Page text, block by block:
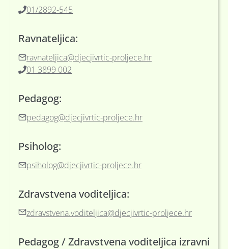
01/2892-545
Ravnateljica:
ravnateljica@djecjivrtic-proljece.hr
01 3899 002
Pedagog:
pedagog@djecjivrtic-proljece.hr
Psiholog:
psiholog@djecjivrtic-proljece.hr
Zdravstvena voditeljica:
zdravstvena.voditeljica@djecjivrtic-proljece.hr
Pedagog / Zdravstvena voditeljica izravni